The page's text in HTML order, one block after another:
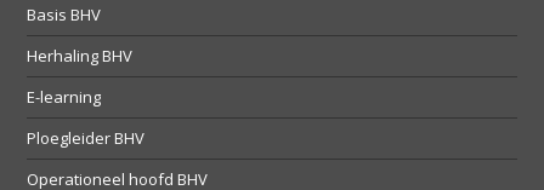
Basis BHV
Herhaling BHV
E-learning
Ploegleider BHV
Operationeel hoofd BHV